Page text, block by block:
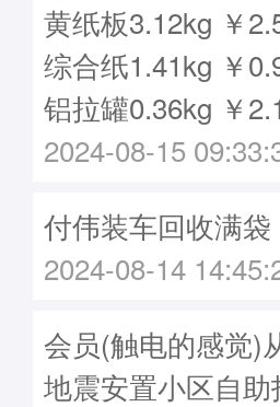
黄纸板3.12kg ￥
综合纸1.41kg ￥
铝拉罐0.36kg ￥
2024-08-15
付伟装车回收满袋
2024-08-14
会员(触电的感觉)
地震安置小区自助